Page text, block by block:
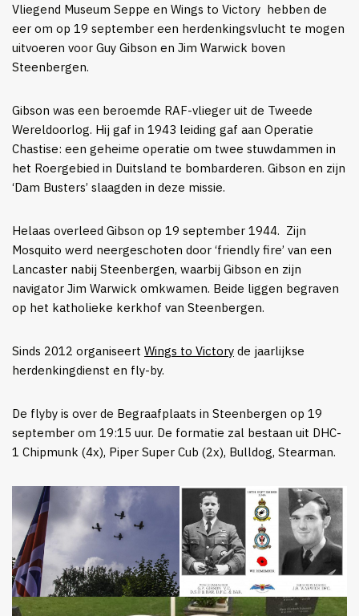
Vliegend Museum Seppe en Wings to Victory hebben de
eer om op 19 september een herdenkingsvlucht te mogen
uitvoeren voor Guy Gibson en Jim Warwick boven
Steenbergen.
Gibson was een beroemde RAF-vlieger uit de Tweede
Wereldoorlog. Hij gaf in 1943 leiding gaf aan Operatie
Chastise: een geheime operatie om twee stuwdammen in
het Roergebied in Duitsland te bombarderen. Gibson en zijn
‘Dam Busters’ slaagden in deze missie.
Helaas overleed Gibson op 19 september 1944. Zijn
Mosquito werd neergeschoten door ‘friendly fire’ van een
Lancaster nabij Steenbergen, waarbij Gibson en zijn
navigator Jim Warwick omkwamen. Beide liggen begraven
op het katholieke kerkhof van Steenbergen.
Sinds 2012 organiseert Wings to Victory de jaarlijkse
herdenkingdienst en fly-by.
De flyby is over de Begraafplaats in Steenbergen op 19
september om 19:15 uur. De formatie zal bestaan uit DHC-
1 Chipmunk (4x), Piper Super Cub (2x), Bulldog, Stearman.